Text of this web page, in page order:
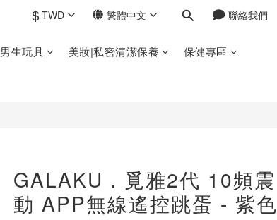
$TWD 繁體中文 聯絡我們
男生玩具 美妝|私密清潔保養 保健專區
GALAKU．覓雅2代 10頻震
動 APP無線遙控跳蛋 - 紫色